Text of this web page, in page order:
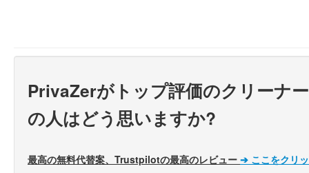
PrivaZerがトップ評価のクリーナ
の人はどう思いますか?
最高の無料代替案、Trustpilotの最高のレビュー ➔ ここをクリ